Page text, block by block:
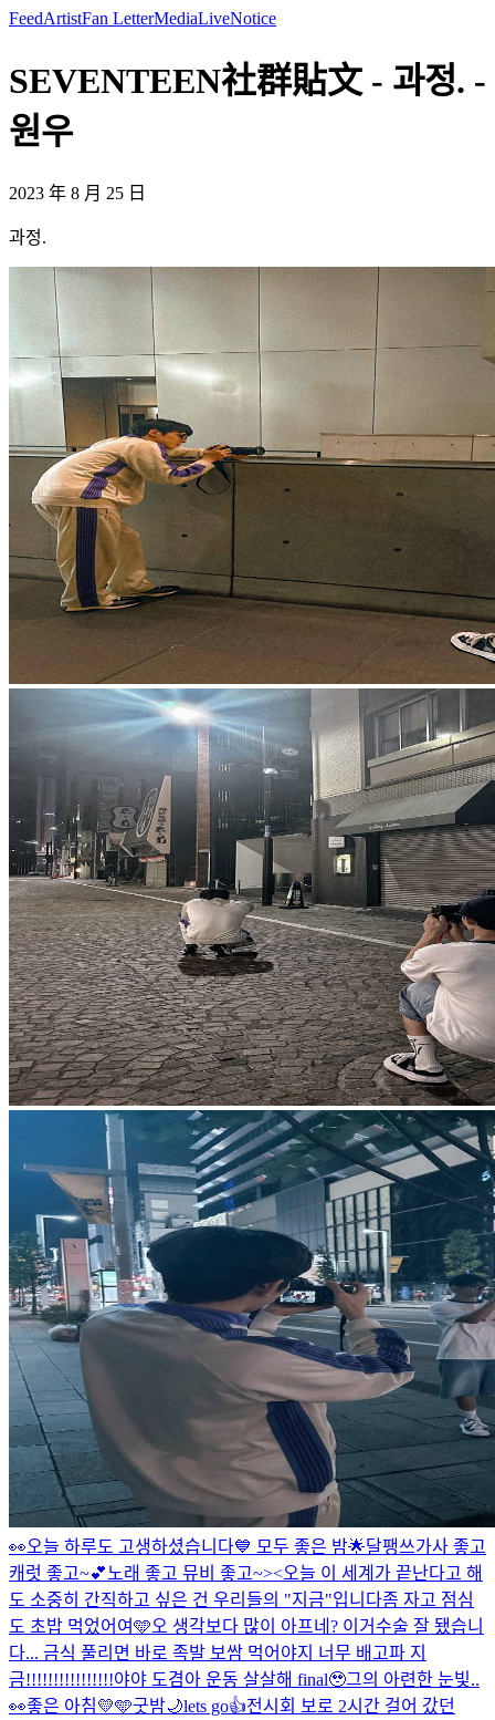
FeedArtistFan LetterMediaLiveNotice
SEVENTEEN社群貼文 - 과정. -
원우
2023 年 8 月 25 日
과정.
👀오늘 하루도 고생하셨습니다💙 모두 좋은 밤🌟달팽쓰가사 좋고
캐럿 좋고~💕 노래 좋고 뮤비 좋고~><오늘 이 세계가 끝난다고 해
도 소중히 간직하고 싶은 건 우리들의 "지금"입니다좀 자고 점심
도 초밥 먹었어여🩵오 생각보다 많이 아프네? 이거수술 잘 됐습니
다... 금식 풀리면 바로 족발 보쌈 먹어야지 너무 배고파 지
금!!!!!!!!!!!!!!!!야야 도겸아 운동 살살해 final🥹그의 아련한 눈빛..
👀좋은 아침💛🩵굿밤🌙lets go👍전시회 보로 2시간 걸어 갔던